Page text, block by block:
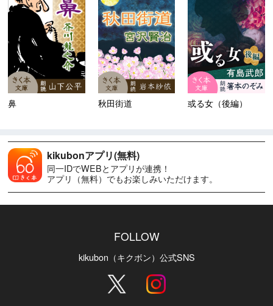
鼻 秋田街道 或る女（後編）
kikubonアプリ(無料)
同一IDでWEBとアプリが連携！
アプリ（無料）でもお楽しみいただけます。
FOLLOW
kikubon（キクボン）公式SNS